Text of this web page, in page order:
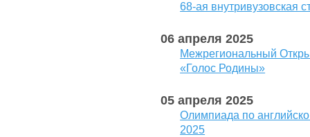
68-ая внутривузовская
06 апреля 2025
Межрегиональный
«Голос Родины»
05 апреля 2025
Олимпиада по
2025